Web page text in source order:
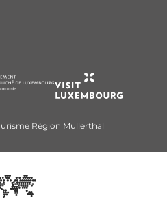
Région Mullerthal